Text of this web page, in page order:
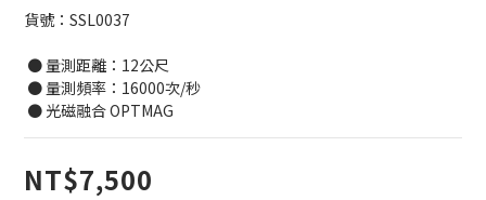
貨號：SSL0037
● 量測距離：12公尺
● 量測頻率：16000次/秒
● 光磁融合 OPTMAG
NT$7,500